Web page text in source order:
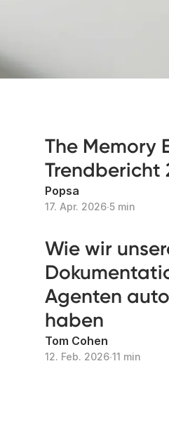
The Memory
Trendbericht
Popsa
17. Apr. 2026∙5 min
Wie wir
Agenten
haben
Tom Cohen
12. Feb. 2026∙11 min